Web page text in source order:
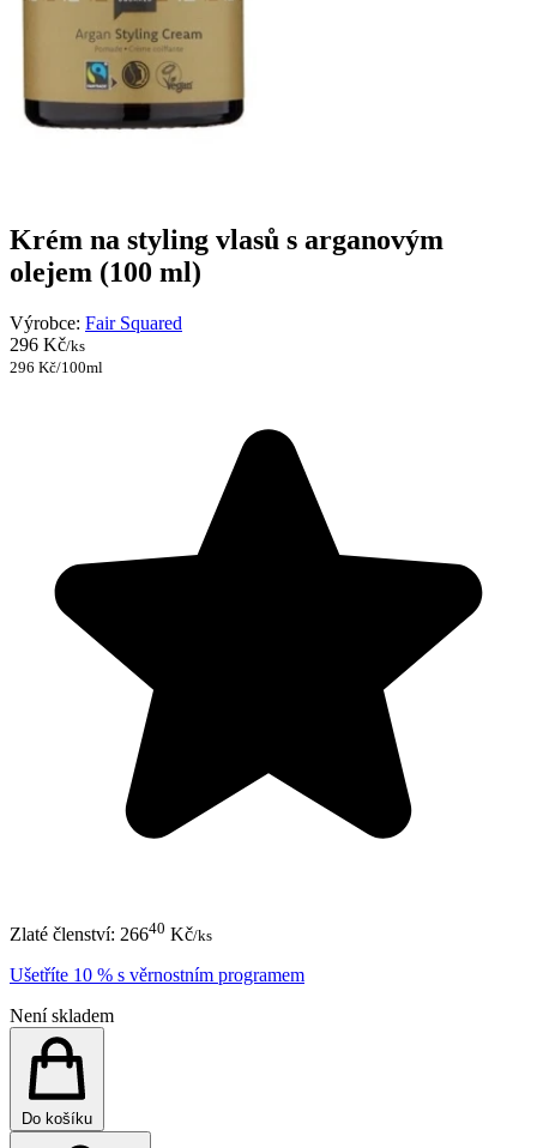
Krém na styling vlasů s arganovým
olejem (100 ml)
Výrobce: Fair Squared
296 Kč/ks
296 Kč/100ml
Zlaté členství: 26640 Kč/ks
Ušetříte 10 % s věrnostním programem
Není skladem
Do košíku